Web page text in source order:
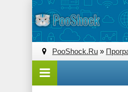
PooShock.Ru »